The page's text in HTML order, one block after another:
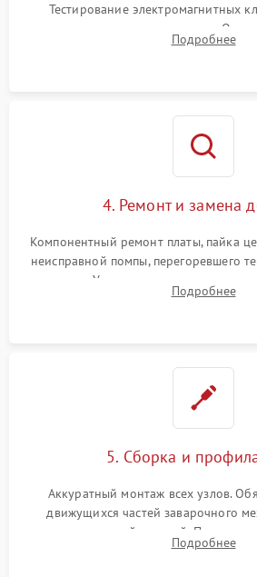
Тестирование электромагнитных
температуры и расходомера.
жерновов кофемолки, уплотнительных
Подробнее
4. Ремонт и замена
Компонентный ремонт платы, пайка
неисправной помпы, перегоревшего
жерновов. Установка новых
ring) и тефлоновых трубок для
Подробнее
5. Сборка и
Аккуратный монтаж всех узлов.
движущихся частей заварочного
силиконовой смазкой.
декальцинации и очистки системы
Подробнее